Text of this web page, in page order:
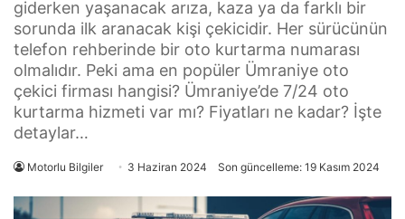
giderken yaşanacak arıza, kaza ya da farklı bir
sorunda ilk aranacak kişi çekicidir. Her sürücünün
telefon rehberinde bir oto kurtarma numarası
olmalıdır. Peki ama en popüler Ümraniye oto
çekici firması hangisi? Ümraniye’de 7/24 oto
kurtarma hizmeti var mı? Fiyatları ne kadar? İşte
detaylar…
Motorlu Bilgiler 3 Haziran 2024 Son güncelleme: 19 Kasım 2024